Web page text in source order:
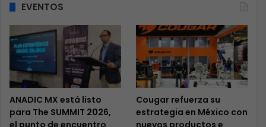
EVENTOS
ANADIC MX está listo
para The SUMMIT 2026,
Cougar refuerza su
estrategia en México con